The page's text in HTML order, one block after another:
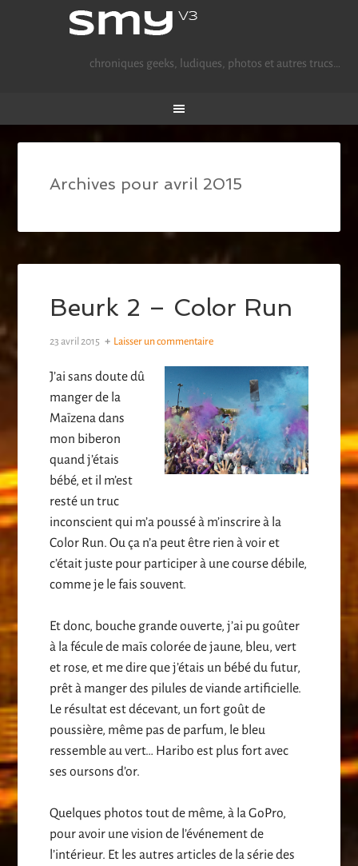
chroniques geeks, ludiques, photos et autres trucs…
Archives pour avril 2015
Beurk 2 – Color Run
23 avril 2015 Laisser un commentaire
J’ai sans doute dû
manger de la
Maïzena dans
mon biberon
quand j’étais
bébé, et il m’est
resté un truc
inconscient qui m’a poussé à m’inscrire à la
Color Run. Ou ça n’a peut être rien à voir et
c’était juste pour participer à une course débile,
comme je le fais souvent.
Et donc, bouche grande ouverte, j’ai pu goûter
à la fécule de maïs colorée de jaune, bleu, vert
et rose, et me dire que j’étais un bébé du futur,
prêt à manger des pilules de viande artificielle.
Le résultat est décevant, un fort goût de
poussière, même pas de parfum, le bleu
ressemble au vert… Haribo est plus fort avec
ses oursons d’or.
Quelques photos tout de même, à la GoPro,
pour avoir une vision de l’événement de
l’intérieur. Et les autres articles de la série des